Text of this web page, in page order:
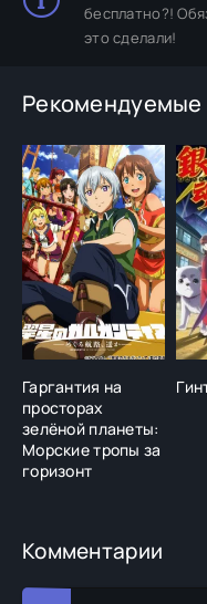
бесплатно?!
это сделали!
Рекомендуемые
Гаргантия на
просторах
зелёной планеты:
Морские тропы за
горизонт
Комментарии